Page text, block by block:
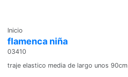
Inicio
flamenca niña
03410
traje elastico media de largo unos 90cm